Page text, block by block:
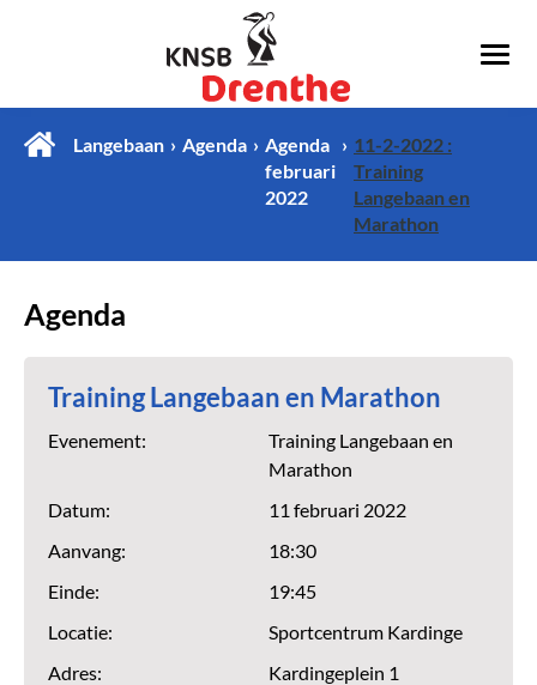
Langebaan Agenda
Agenda
februari
2022
11-2-2022 :
Training
Langebaan en
Marathon
Agenda
Training Langebaan en Marathon
Evenement:
Training Langebaan en
Marathon
Datum:
11 februari 2022
Aanvang:
18:30
Einde:
19:45
Locatie:
Sportcentrum Kardinge
Adres:
Kardingeplein 1